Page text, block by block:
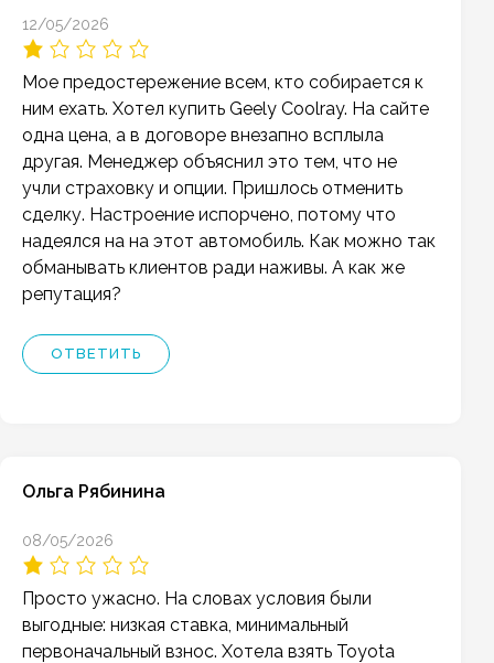
12/05/2026
Мое предостережение всем, кто собирается к
ним ехать. Хотел купить Geely Coolray. На сайте
одна цена, а в договоре внезапно всплыла
другая. Менеджер объяснил это тем, что не
учли страховку и опции. Пришлось отменить
сделку. Настроение испорчено, потому что
надеялся на на этот автомобиль. Как можно так
обманывать клиентов ради наживы. А как же
репутация?
ОТВЕТИТЬ
Ольга Рябинина
08/05/2026
Просто ужасно. На словах условия были
выгодные: низкая ставка, минимальный
первоначальный взнос. Хотела взять Toyota